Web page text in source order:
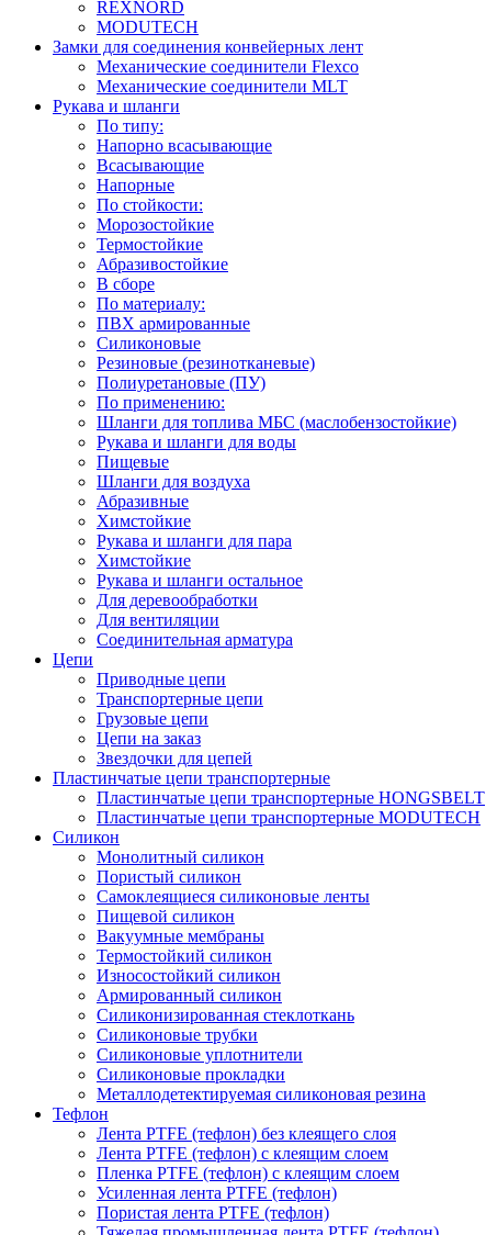
REXNORD
MODUTECH
Замки для соединения конвейерных лент
Механические соединители Flexco
Механические соединители MLT
Рукава и шланги
По типу:
Напорно всасывающие
Всасывающие
Напорные
По стойкости:
Морозостойкие
Термостойкие
Абразивостойкие
В сборе
По материалу:
ПВХ армированные
Силиконовые
Резиновые (резинотканевые)
Полиуретановые (ПУ)
По применению:
Шланги для топлива МБС (маслобензостойкие)
Рукава и шланги для воды
Пищевые
Шланги для воздуха
Абразивные
Химстойкие
Рукава и шланги для пара
Химстойкие
Рукава и шланги остальное
Для деревообработки
Для вентиляции
Соединительная арматура
Цепи
Приводные цепи
Транспортерные цепи
Грузовые цепи
Цепи на заказ
Звездочки для цепей
Пластинчатые цепи транспортерные
Пластинчатые цепи транспортерные HONGSBELT
Пластинчатые цепи транспортерные MODUTECH
Силикон
Монолитный силикон
Пористый силикон
Самоклеящиеся силиконовые ленты
Пищевой силикон
Вакуумные мембраны
Термостойкий силикон
Износостойкий силикон
Армированный силикон
Силиконизированная стеклоткань
Силиконовые трубки
Силиконовые уплотнители
Силиконовые прокладки
Металлодетектируемая силиконовая резина
Тефлон
Лента PTFE (тефлон) без клеящего слоя
Лента PTFE (тефлон) с клеящим слоем
Пленка PTFE (тефлон) с клеящим слоем
Усиленная лента PTFE (тефлон)
Пористая лента PTFE (тефлон)